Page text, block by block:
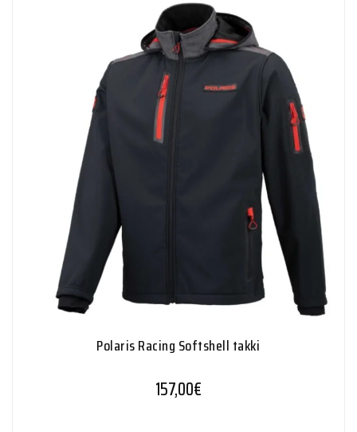
Polaris Racing Softshell takki
157,00€